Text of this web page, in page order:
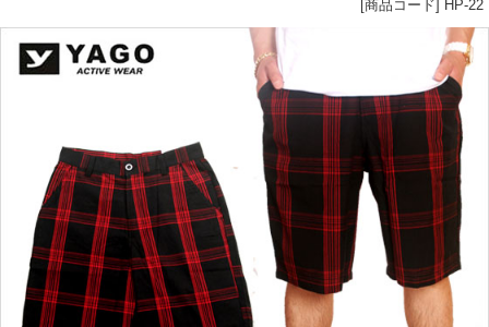
[商品コード] HP-22